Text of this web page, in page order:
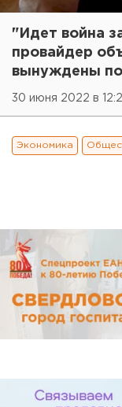
"Идет война
провайдер
вынуждены
30 июня 2022 в
Экономика